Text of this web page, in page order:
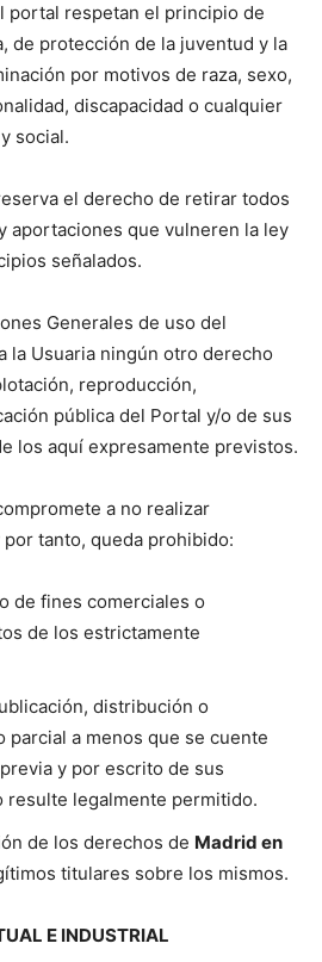
portal respetan el principio de
de protección de la juventud y la
por motivos de raza, sexo,
discapacidad o cualquier
social.
el derecho de retirar todos
aportaciones que vulneren la ley
señalados.
Generales de uso del
la Usuaria ningún otro derecho
reproducción,
pública del Portal y/o de sus
los aquí expresamente previstos.
a no realizar
tanto, queda prohibido:
de fines comerciales o
de los estrictamente
distribución o
parcial a menos que se cuente
y por escrito de sus
resulte legalmente permitido.
de los derechos de Madrid en
titulares sobre los mismos.
E INDUSTRIAL